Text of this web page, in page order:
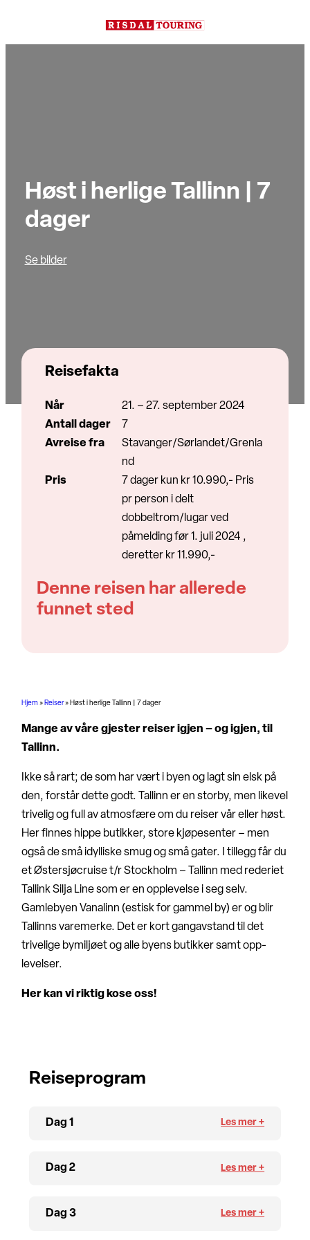
Høst i herlige Tallinn | 7
dager
Se bilder
Hjem» Reiser» Høst i herlige Tallinn | 7 dager
Mange av våre gjester reiser igjen – og igjen, til
Tallinn.
Ikke så rart; de som har vært i byen og lagt sin elsk på
den, forstår dette godt. Tallinn er en storby, men likevel
trivelig og full av atmosfære om du reiser vår eller høst.
Her finnes hippe butikker, store kjøpesenter – men
også de små idylliske smug og små gater. I tillegg får du
et Østersjøcruise t/r Stockholm – Tallinn med rederiet
Tallink Silja Line som er en opplevelse i seg selv.
Gamlebyen Vanalinn (estisk for gammel by) er og blir
Tallinns varemerke. Det er kort gangavstand til det
trivelige bymiljøet og alle byens butikker samt opp-
levelser.
Her kan vi riktig kose oss!
Reiseprogram
Dag 1
Dag 2
Dag 3
Reisefakta
Når
21. – 27. september 2024
Antall dager
7
Avreise fra
Stavanger/Sørlandet/Grenla
nd
Pris
7 dager kun kr 10.990,- Pris
pr person i delt
dobbeltrom/lugar ved
påmelding før 1. juli 2024 ,
deretter kr 11.990,-
Denne reisen har allerede
funnet sted